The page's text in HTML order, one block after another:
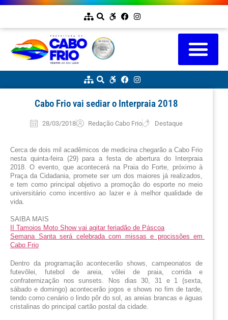
Cabo Frio vai sediar o Interpraia 2018
28/03/2018 Redação Cabo Frio Destaque
Cerca de dois mil acadêmicos de medicina chegarão a Cabo Frio
nesta quinta-feira (29) para a festa de abertura do Interpraia
2018. O evento, que acontecerá na Praia do Forte, próximo à
Praça da Cidadania, promete ser um dos maiores já realizados,
e tem como principal objetivo a promoção do esporte no meio
universitário como incentivo ao lazer e à melhor qualidade de
vida.
SAIBA MAIS
II Tamoios Moto Show vai agitar feriadão de Páscoa
Semana Santa será celebrada com missas e procissões em
Cabo Frio
Dentro da programação acontecerão shows, campeonatos de
futevôlei, futebol de areia, vôlei de praia, corrida e
confraternização nos sunsets. Nos dias 30, 31 e 1 (sexta,
sábado e domingo) acontecerão jogos e shows no fim de tarde,
tendo como cenário o lindo pôr do sol, as areias brancas e águas
cristalinas do principal cartão postal da cidade.